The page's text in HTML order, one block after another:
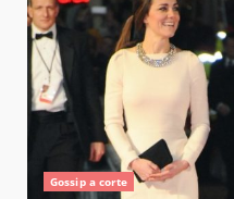
Gossip a corte